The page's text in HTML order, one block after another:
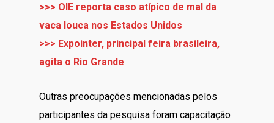
>>> OIE reporta caso atípico de mal da
vaca louca nos Estados Unidos
>>> Expointer, principal feira brasileira,
agita o Rio Grande
Outras preocupações mencionadas pelos
participantes da pesquisa foram capacitação